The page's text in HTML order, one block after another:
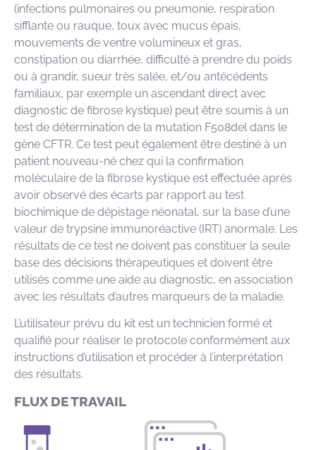
(infections pulmonaires ou pneumonie, respiration
sifflante ou rauque, toux avec mucus épais,
mouvements de ventre volumineux et gras,
constipation ou diarrhée, difficulté à prendre du poids
ou à grandir, sueur très salée, et/ou antécédents
familiaux, par exemple un ascendant direct avec
diagnostic de fibrose kystique) peut être soumis à un
test de détermination de la mutation F508del dans le
gène CFTR. Ce test peut également être destiné à un
patient nouveau-né chez qui la confirmation
moléculaire de la fibrose kystique est effectuée après
avoir observé des écarts par rapport au test
biochimique de dépistage néonatal, sur la base d’une
valeur de trypsine immunoréactive (IRT) anormale. Les
résultats de ce test ne doivent pas constituer la seule
base des décisions thérapeutiques et doivent être
utilisés comme une aide au diagnostic, en association
avec les résultats d’autres marqueurs de la maladie.
L’utilisateur prévu du kit est un technicien formé et
qualifié pour réaliser le protocole conformément aux
instructions d’utilisation et procéder à l’interprétation
des résultats.
FLUX DE TRAVAIL